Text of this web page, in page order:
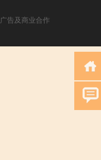
告及商业合作